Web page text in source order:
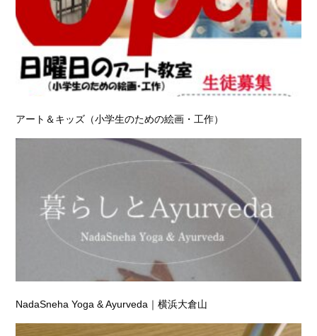
アート＆キッズ（小学生のための絵画・工作）
NadaSneha Yoga & Ayurveda｜横浜大倉山